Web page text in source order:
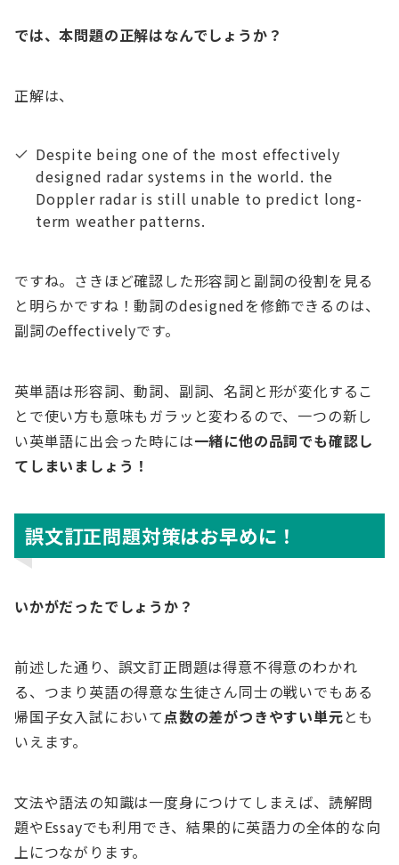
では、本問題の正解はなんでしょうか？
正解は、
Despite being one of the most effectively
designed radar systems in the world. the
Doppler radar is still unable to predict long-
term weather patterns.
ですね。さきほど確認した形容詞と副詞の役割を見る
と明らかですね！動詞のdesignedを修飾できるのは、
副詞のeffectivelyです。
英単語は形容詞、動詞、副詞、名詞と形が変化するこ
とで使い方も意味もガラッと変わるので、一つの新し
い英単語に出会った時には一緒に他の品詞でも確認し
てしまいましょう！
誤文訂正問題対策はお早めに！
いかがだったでしょうか？
前述した通り、誤文訂正問題は得意不得意のわかれ
る、つまり英語の得意な生徒さん同士の戦いでもある
帰国子女入試において点数の差がつきやすい単元とも
いえます。
文法や語法の知識は一度身につけてしまえば、読解問
題やEssayでも利用でき、結果的に英語力の全体的な向
上につながります。